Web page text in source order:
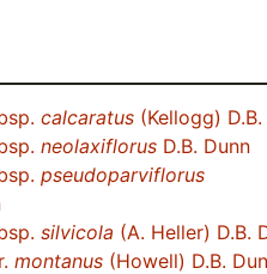
calcaratus (Kellogg)
neolaxiflorus D.B. Dunn
pseudoparviflorus
silvicola (A. Heller) D.B.
montanus (Howell) D.B.